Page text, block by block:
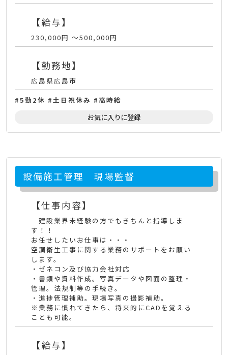
【給与】
230,000円 〜500,000円
【勤務地】
広島県広島市
5勤2休
土日祝休み
高時給
お気に入りに登録
設備施工管理 現場監督
【仕事内容】
建設業界未経験の方でもきちんと指導しま
す！！
お任せしたいお仕事は・・・
空調衛生工事に関する業務のサポートをお願い
します。
・ゼネコン及び協力会社対応
・書類や資料作成。写真データや図面の整理・
管理。法規制等の手続き。
・進捗管理補助。現場写真の撮影補助。
※業務に慣れてきたら、将来的にCADを覚える
ことも可能。
【給与】